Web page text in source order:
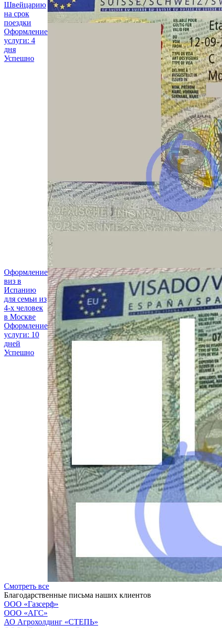
Швейцарию
на срок
поездки
Оформление
услуги: 4
дня
Успешно
Оформление
виз в
Испанию
для семьи из
4-х человек
в Москве
Оформление
услуги: 10
дней
Успешно
Смотреть все
Благодарственные письма наших клиентов
ООО «Газсерф»
ООО «АГС»
АО Агрохолдинг «СТЕПЬ»